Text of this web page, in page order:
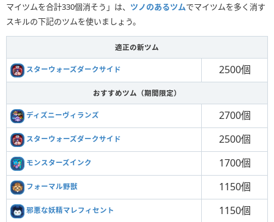
マイツムを合計330個消そう」は、 ツノのあるツムでマイツムを多く消す
スキルの下記のツムを使いましょう。
適正の新ツム
スターウォーズダークサイド 2500個
おすすめツム（期間限定）
ディズニーヴィランズ 2700個
スターウォーズダークサイド 2500個
モンスターズインク 1700個
フォーマル野獣 1150個
邪悪な妖精マレフィセント 1150個